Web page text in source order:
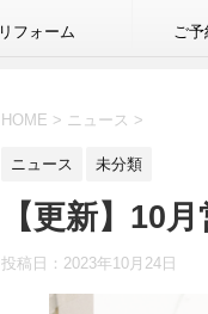
リフォーム ご予
HOME > ニュース >
ニュース 未分類
【更新】10
投稿日： 2023年10月24日